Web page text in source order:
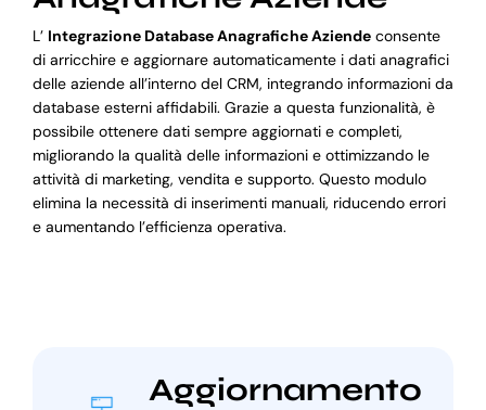
L’ Integrazione Database Anagrafiche Aziendeconsente
di arricchire e aggiornare automaticamente i dati anagrafici
delle aziende all’interno del CRM, integrando informazioni da
database esterni affidabili. Grazie a questa funzionalità, è
possibile ottenere dati sempre aggiornati e completi,
migliorando la qualità delle informazioni e ottimizzando le
attività di marketing, vendita e supporto. Questo modulo
elimina la necessità di inserimenti manuali, riducendo errori
e aumentando l’efficienza operativa.
Aggiornamento